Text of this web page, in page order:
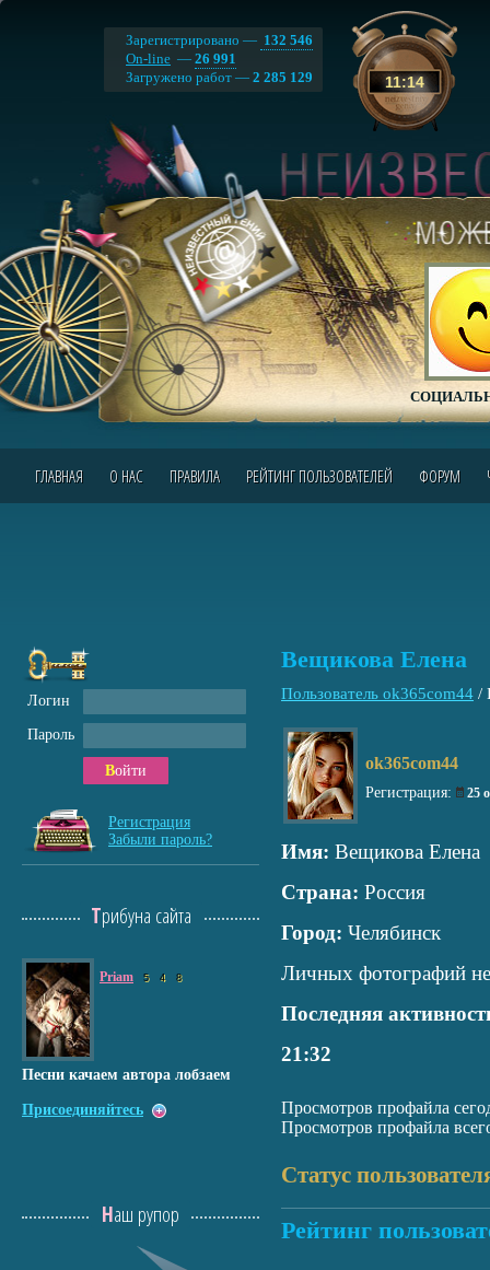
11:14
Зарегистрировано — 132 546
On-line — 26 991
Загружено работ — 2 285 129
ГЛАВНАЯ О НАС ПРАВИЛА РЕЙТИНГ ПОЛЬЗОВАТЕЛЕЙ ФОРУМ
Вещикова Елена
Пользователь ok365com44 /
ok365com44
Регистрация: 25
Имя: Вещикова Елена
Страна: Россия
Город: Челябинск
Личных фотографий
Последняя
21:32
Просмотров профайла
Просмотров профайла
Статус
Рейтинг
Логин
Пароль
Войти
Регистрация
Забыли пароль?
Трибуна сайта
Priam 5 4 8
Песни качаем автора лобзаем
Присоединяйтесь
Наш рупор